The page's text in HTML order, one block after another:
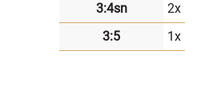
3:4sn
2x
3:5
1x